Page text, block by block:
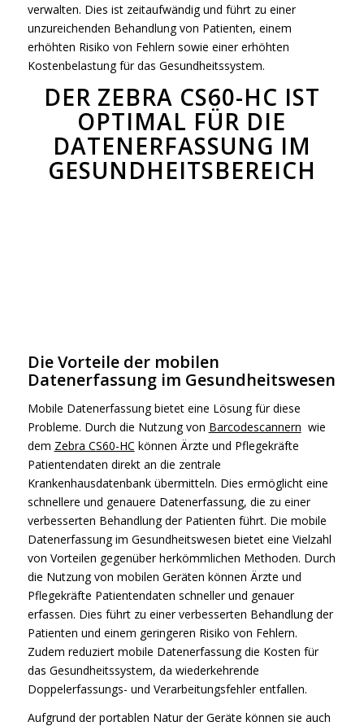
verwalten. Dies ist zeitaufwändig und führt zu einer
unzureichenden Behandlung von Patienten, einem
erhöhten Risiko von Fehlern sowie einer erhöhten
Kostenbelastung für das Gesundheitssystem.
DER ZEBRA CS60-HC IST
OPTIMAL FÜR DIE
DATENERFASSUNG IM
GESUNDHEITSBEREICH
Die Vorteile der mobilen
Datenerfassung im Gesundheitswesen
Mobile Datenerfassung bietet eine Lösung für diese
Probleme. Durch die Nutzung von Barcodescannern wie
dem Zebra CS60-HC können Ärzte und Pflegekräfte
Patientendaten direkt an die zentrale
Krankenhausdatenbank übermitteln. Dies ermöglicht eine
schnellere und genauere Datenerfassung, die zu einer
verbesserten Behandlung der Patienten führt. Die mobile
Datenerfassung im Gesundheitswesen bietet eine Vielzahl
von Vorteilen gegenüber herkömmlichen Methoden. Durch
die Nutzung von mobilen Geräten können Ärzte und
Pflegekräfte Patientendaten schneller und genauer
erfassen. Dies führt zu einer verbesserten Behandlung der
Patienten und einem geringeren Risiko von Fehlern.
Zudem reduziert mobile Datenerfassung die Kosten für
das Gesundheitssystem, da wiederkehrende
Doppelerfassungs- und Verarbeitungsfehler entfallen.
Aufgrund der portablen Natur der Geräte können sie auch